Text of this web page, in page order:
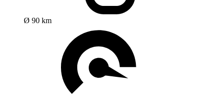
Ø 90 km